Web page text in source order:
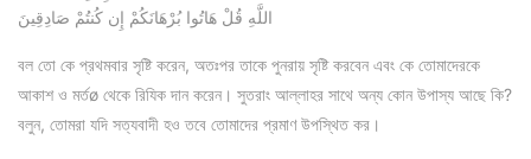
اللَّهِ قُلْ هَاتُوا بُرْهَانَكُمْ إِن كُنتُمْ صَادِقِينَ
বল তো কে প্রথমবার সৃষ্টি করেন, অতঃপর তাকে পুনরায় সৃষ্টি করবেন এবং কে তোমাদেরকে
আকাশ ও মর্তø থেকে রিযিক দান করেন। সুতরাং আল্লাহর সাথে অন্য কোন উপাস্য আছে কি?
বলুন, তোমরা যদি সত্যবাদী হও তবে তোমাদের প্রমাণ উপস্থিত কর।